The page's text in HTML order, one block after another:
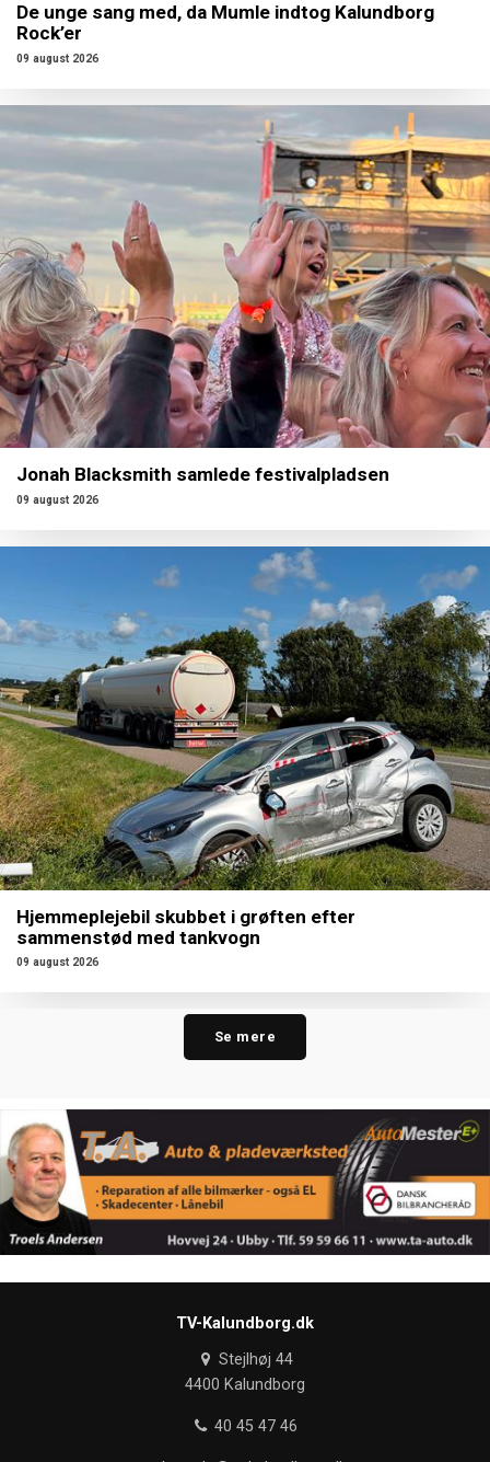
De unge sang med, da Mumle indtog Kalundborg
Rock’er
09 august 2026
Jonah Blacksmith samlede festivalpladsen
09 august 2026
Hjemmeplejebil skubbet i grøften efter
sammenstød med tankvogn
09 august 2026
Se mere
TV-Kalundborg.dk
Stejlhøj 44
4400 Kalundborg
40 45 47 46